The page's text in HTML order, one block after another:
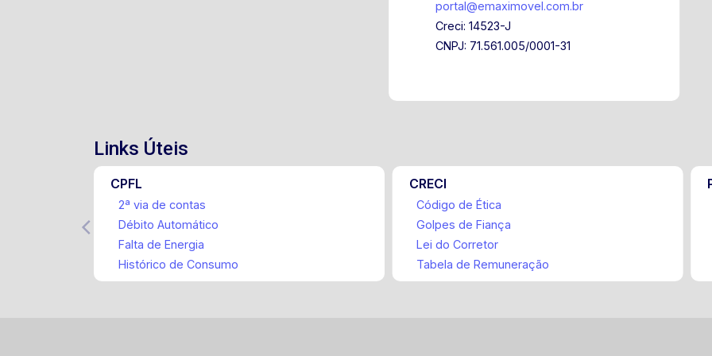
portal@emaximovel.com.br
Creci: 14523-J
CNPJ: 71.561.005/0001-31
Links Úteis
CPFL
2ª via de contas
Débito Automático
Falta de Energia
Histórico de Consumo
CRECI
Código de Ética
Golpes de Fiança
Lei do Corretor
Tabela de Remuneração